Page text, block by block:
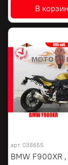
В
арт. 038655
BMW F900XR